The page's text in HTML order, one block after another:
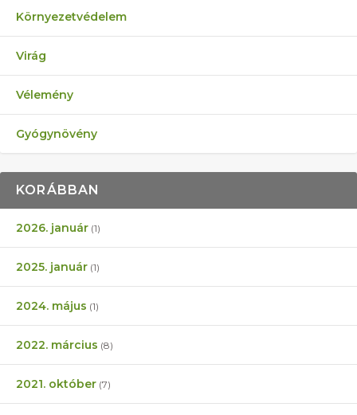
Környezetvédelem
Virág
Vélemény
Gyógynövény
KORÁBBAN
2026. január (1)
2025. január (1)
2024. május (1)
2022. március (8)
2021. október (7)